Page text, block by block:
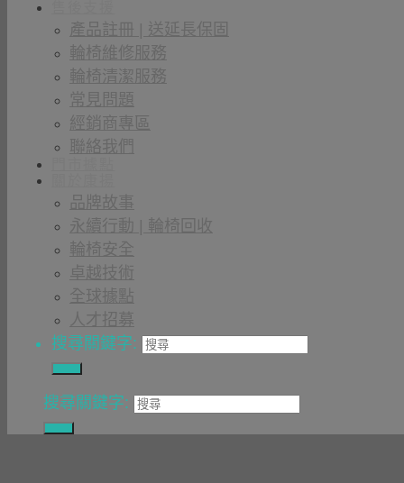
產品註冊 | 送延長保固
輪椅維修服務
輪椅清潔服務
常見問題
經銷商專區
聯絡我們
品牌故事
永續行動 | 輪椅回收
輪椅安全
卓越技術
全球據點
人才招募
搜尋關鍵字:
搜尋關鍵字: